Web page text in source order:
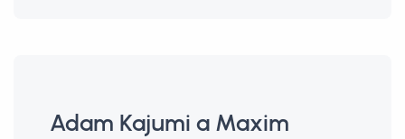
Adam Kajumi a Maxim